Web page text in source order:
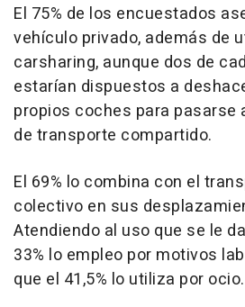
El 75% de los encuestados
vehículo privado, además de
carsharing, aunque dos de
estarían dispuestos a
propios coches para pasarse
de transporte compartido.
El 69% lo combina con el
colectivo en sus
Atendiendo al uso que se le
33% lo empleo por motivos
que el 41,5% lo utiliza por ocio.